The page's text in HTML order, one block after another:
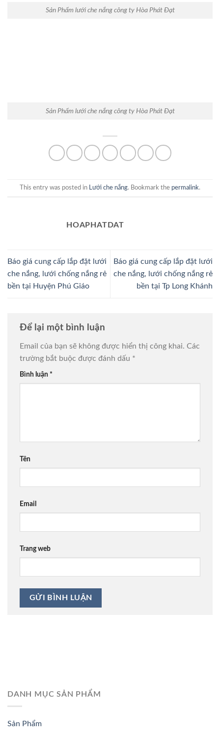
Sản Phẩm lưới che nắng công ty Hòa Phát Đạt
Sản Phẩm lưới che nắng công ty Hòa Phát Đạt
This entry was posted in Lưới che nắng. Bookmark the permalink.
HOAPHATDAT
Báo giá cung cấp lắp đặt lưới
che nắng, lưới chống nắng rẻ
bền tại Huyện Phú Giáo
Báo giá cung cấp lắp đặt lưới
che nắng, lưới chống nắng rẻ
bền tại Tp Long Khánh
Để lại một bình luận
Email của bạn sẽ không được hiển thị công khai. Các
trường bắt buộc được đánh dấu *
Bình luận *
Tên
Email
Trang web
DANH MỤC SẢN PHẨM
Sản Phẩm